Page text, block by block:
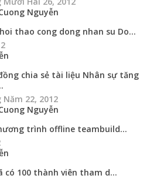
Nguyễn
thao cong dong nhan su Do...
chia sẻ tài liệu Nhân sự tăng
Năm 22, 2012
Nguyễn
trình offline teambuild...
có 100 thành viên tham d...